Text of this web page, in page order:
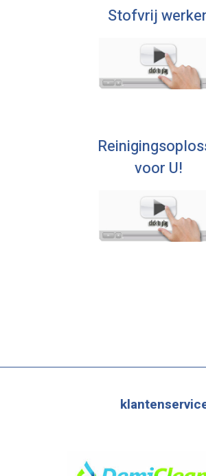
Stofvrij
voor U!